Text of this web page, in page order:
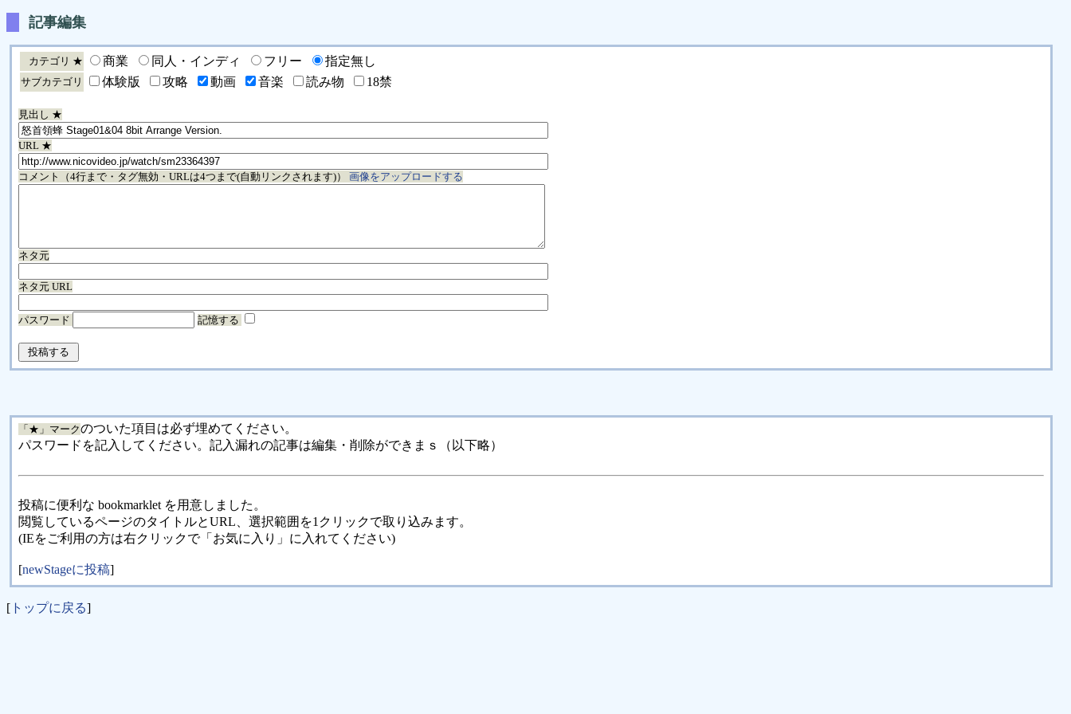
記事編集
カテゴリ ★ 商業 同人・インディ フリー 指定無し
サブカテゴリ 体験版 攻略 動画 音楽 読み物 18禁
見出し ★
URL ★
コメント（4行まで・タグ無効・URLは4つまで(自動リンクされます)） 画像をアップロードする
ネタ元
ネタ元 URL
パスワード 記憶する
「★」マークのついた項目は必ず埋めてください。
パスワードを記入してください。記入漏れの記事は編集・削除ができまｓ（以下略）
投稿に便利な bookmarklet を用意しました。
閲覧しているページのタイトルとURL、選択範囲を1クリックで取り込みます。
(IEをご利用の方は右クリックで「お気に入り」に入れてください)
[newStageに投稿]
[ トップに戻る]